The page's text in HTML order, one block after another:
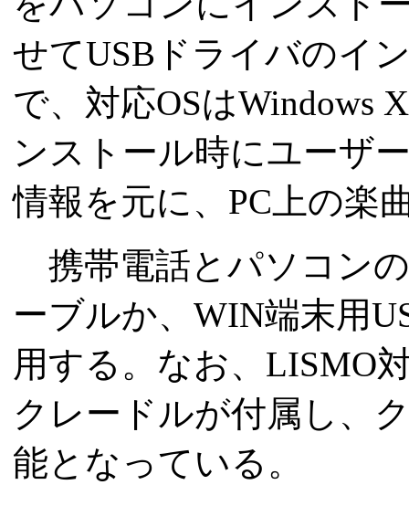
せてUSBドライバのイ
で、対応OSはWindows
ンストール時にユーザ
情報を元に、PC上の楽
携帯電話とパソコン
ーブルか、WIN端末用
用する。なお、LISMO
クレードルが付属し、
能となっている。